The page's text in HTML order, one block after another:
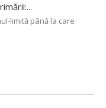
limită până la care